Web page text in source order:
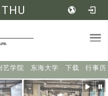
艺学院 东海大学 下载 行事历